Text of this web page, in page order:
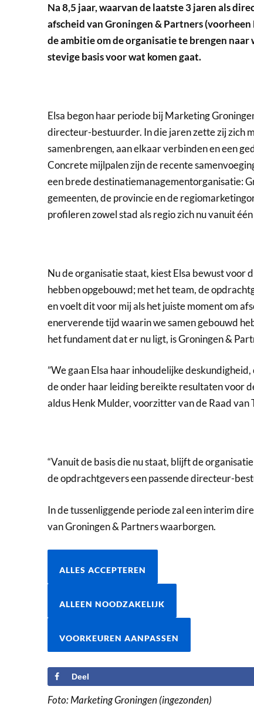
Na 8,5 jaar, waarvan de laatste 3 jaren als
afscheid van Groningen & Partners
de ambitie om de organisatie te brengen naar
stevige basis voor wat komen gaat.
Elsa begon haar periode bij Marketing
directeur-bestuurder. In die jaren zette zij zich
samenbrengen, aan elkaar verbinden en een
Concrete mijlpalen zijn de recente
een brede destinatiemanagementorganisatie:
gemeenten, de provincie en de
profileren zowel stad als regio zich nu vanuit
Nu de organisatie staat, kiest Elsa bewust voor
hebben opgebouwd; met het team, de
en voelt dit voor mij als het juiste moment om
enerverende tijd waarin we samen gebouwd
het fundament dat er nu ligt, is Groningen &
”We gaan Elsa haar inhoudelijke
de onder haar leiding bereikte resultaten voor
aldus Henk Mulder, voorzitter van de Raad van
“Vanuit de basis die nu staat, blijft de
de opdrachtgevers een passende directeur-
In de tussenliggende periode zal een interim
van Groningen & Partners waarborgen.
ALLES ACCEPTEREN
ALLEEN NOODZAKELIJK
VOORKEUREN AANPASSEN
Deel
Foto: Marketing Groningen (ingezonden)